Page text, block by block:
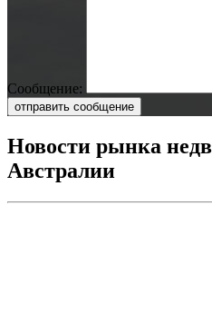
Сообщение:
отправить сообщение
Новости рынка
Австралии